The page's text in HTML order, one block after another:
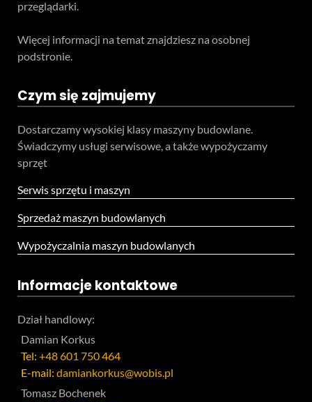
przeglądarki.
Więcej informacji na temat znajdziesz na osobnej
podstronie.
Czym się zajmujemy
Dostarczamy wysokiej klasy maszyny budowlane.
Świadczymy usługi serwisowe, a także wypożyczamy
sprzęt
Serwis sprzętu i maszyn
Sprzedaż maszyn budowlanych
Wypożyczalnia maszyn budowlanych
Informacje kontaktowe
Dział handlowy:
Damian Korkus
Tel: +48 601 750 464
E-mail: damiankorkus@wobis.pl
Tomasz Bochenek